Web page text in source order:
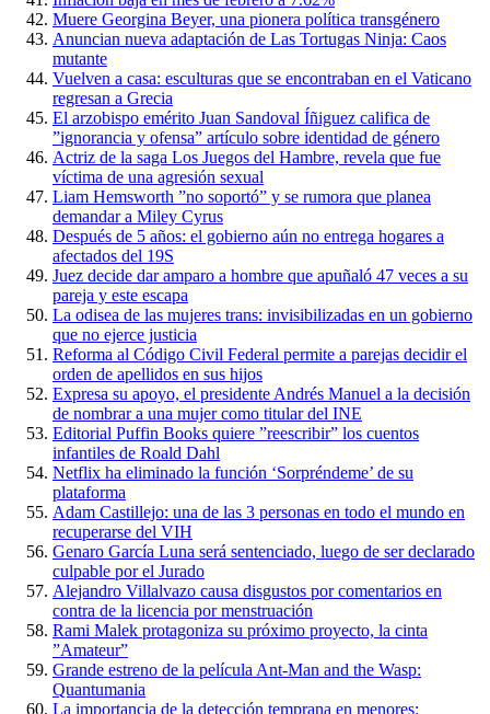
Muere Georgina Beyer, una pionera política transgénero
Anuncian nueva adaptación de Las Tortugas Ninja: Caos
mutante
Vuelven a casa: esculturas que se encontraban en el Vaticano
regresan a Grecia
El arzobispo emérito Juan Sandoval Íñiguez califica de
”ignorancia y ofensa” artículo sobre identidad de género
Actriz de la saga Los Juegos del Hambre, revela que fue
víctima de una agresión sexual
Liam Hemsworth ”no soportó” y se rumora que planea
demandar a Miley Cyrus
Después de 5 años: el gobierno aún no entrega hogares a
afectados del 19S
Juez decide dar amparo a hombre que apuñaló 47 veces a su
pareja y este escapa
La odisea de las mujeres trans: invisibilizadas en un gobierno
que no ejerce justicia
Reforma al Código Civil Federal permite a parejas decidir el
orden de apellidos en sus hijos
Expresa su apoyo, el presidente Andrés Manuel a la decisión
de nombrar a una mujer como titular del INE
Editorial Puffin Books quiere ”reescribir” los cuentos
infantiles de Roald Dahl
Netflix ha eliminado la función ‘Sorpréndeme’ de su
plataforma
Adam Castillejo: una de las 3 personas en todo el mundo en
recuperarse del VIH
Genaro García Luna será sentenciado, luego de ser declarado
culpable por el Jurado
Alejandro Villalvazo causa disgustos por comentarios en
contra de la licencia por menstruación
Rami Malek protagoniza su próximo proyecto, la cinta
”Amateur”
Grande estreno de la película Ant-Man and the Wasp:
Quantumania
La importancia de la detección temprana en menores: